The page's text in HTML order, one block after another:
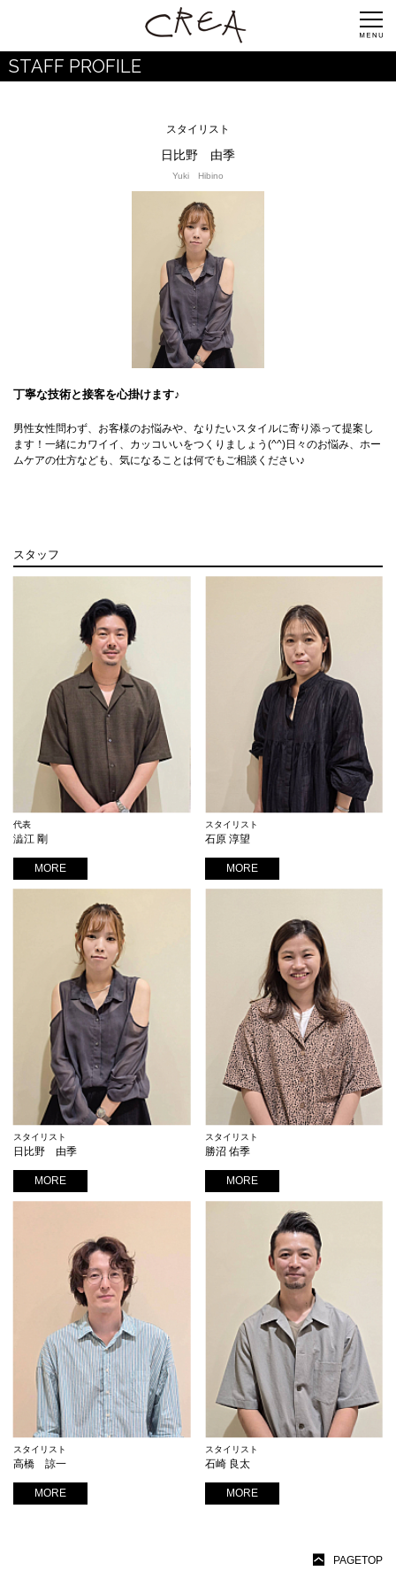
STAFF PROFILE
スタイリスト
日比野 由季
Yuki Hibino
丁寧な技術と接客を心掛けます♪
男性女性問わず、お客様のお悩みや、なりたいスタイルに寄り添って提案し
ます！一緒にカワイイ、カッコいいをつくりましょう(^^)日々のお悩み、ホー
ムケアの仕方なども、気になることは何でもご相談ください♪
スタッフ
代表
澁江 剛
MORE
スタイリスト
石原 淳望
MORE
スタイリスト
日比野 由季
MORE
スタイリスト
勝沼 佑季
MORE
スタイリスト
高橋 諒一
MORE
スタイリスト
石崎 良太
MORE
PAGETOP